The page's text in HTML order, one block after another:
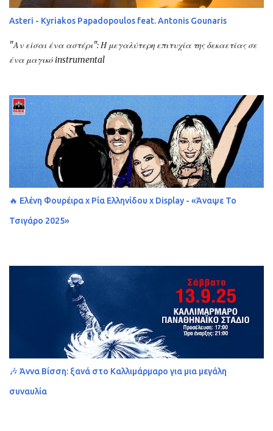
Asteri - Kyriakos Papadopoulos feat. Antonis Gounaris
"Αν είσαι ένα αστέρι": Η μεγαλύτερη επιτυχία της δεκαετίας σε
ένα μαγικό instrumental
🔥 Ελένη Φουρέιρα x Ρία Ελληνίδου x Display - «Άναψε Το
Τσιγάρο 2025»
🎶 Άννα Βίσση: ξανά στο Καλλιμάρμαρο για μια μεγάλη
συναυλία